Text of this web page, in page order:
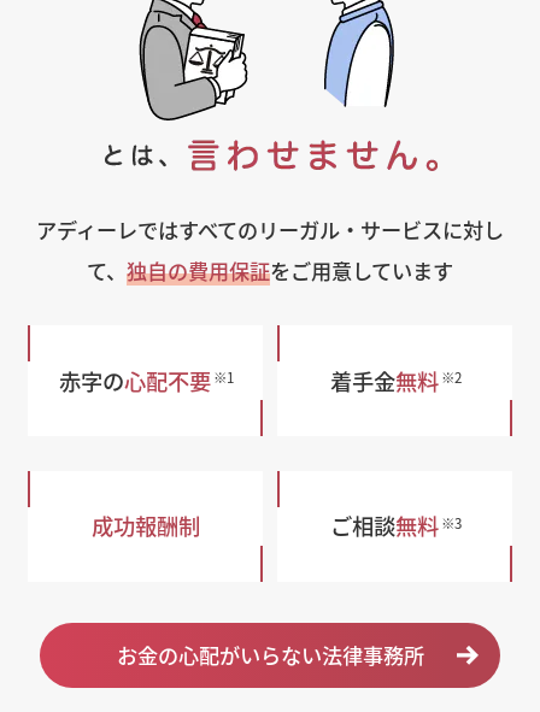
アディーレではすべてのリーガル・サービスに対し
て、 独自の費用保証をご用意しています
赤字の心配不要※1 着手金無料※2
成功報酬制 ご相談無料※3
お金の心配がいらない法律事務所